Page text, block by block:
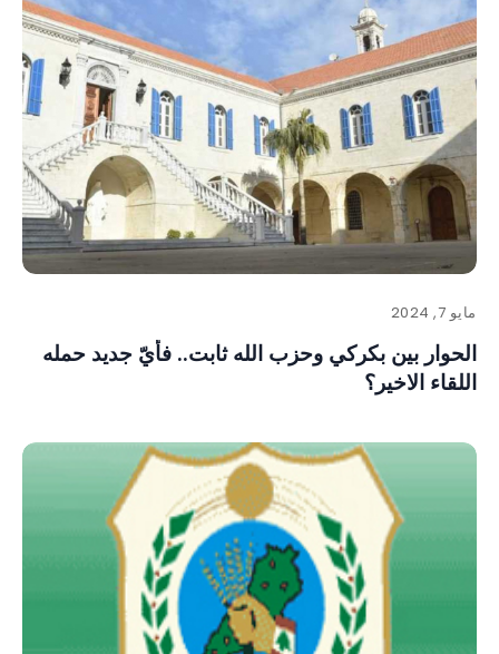
مايو 7, 2024
الحوار بين بكركي وحزب الله ثابت.. فأيّ جديد حمله
اللقاء الاخير؟